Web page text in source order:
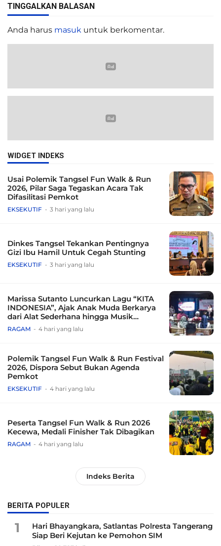
TINGGALKAN BALASAN
Anda harus masuk untuk berkomentar.
WIDGET INDEKS
Usai Polemik Tangsel Fun Walk & Run
2026, Pilar Saga Tegaskan Acara Tak
Difasilitasi Pemkot
EKSEKUTIF 3 hari yang lalu
Dinkes Tangsel Tekankan Pentingnya
Gizi Ibu Hamil Untuk Cegah Stunting
EKSEKUTIF 3 hari yang lalu
Marissa Sutanto Luncurkan Lagu “KITA
INDONESIA”, Ajak Anak Muda Berkarya
dari Alat Sederhana hingga Musik
Tradisional
RAGAM 4 hari yang lalu
Polemik Tangsel Fun Walk & Run Festival
2026, Dispora Sebut Bukan Agenda
Pemkot
EKSEKUTIF 4 hari yang lalu
Peserta Tangsel Fun Walk & Run 2026
Kecewa, Medali Finisher Tak Dibagikan
RAGAM 4 hari yang lalu
Indeks Berita
BERITA POPULER
1
Hari Bhayangkara, Satlantas Polresta Tangerang
Siap Beri Kejutan ke Pemohon SIM